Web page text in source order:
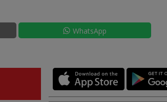
WhatsApp